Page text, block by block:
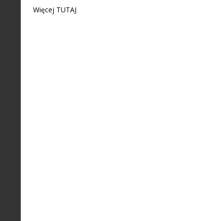
Więcej TUTAJ